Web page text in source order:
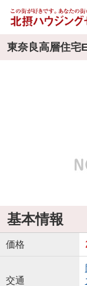
東奈良高層住宅
基本情報
価格
交通